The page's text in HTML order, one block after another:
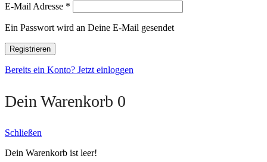
E-Mail Adresse *
Ein Passwort wird an Deine E-Mail gesendet
Registrieren
Bereits ein Konto? Jetzt einloggen
Dein Warenkorb 0
Schließen
Dein Warenkorb ist leer!